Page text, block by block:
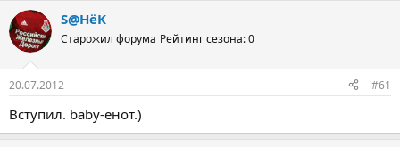
т
о
р
т
е
м
а
н
ч
а
S@HёK
Старожил форума Рейтинг сезона: 0
20.07.2012 #61
Вступил. baby-енот.)